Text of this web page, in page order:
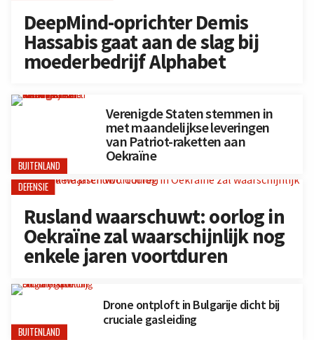
DeepMind-oprichter Demis
Hassabis gaat aan de slag bij
moederbedrijf Alphabet
BUITENLAND
Verenigde Staten stemmen in
met maandelijkse leveringen
van Patriot-raketten aan
Oekraïne
DEFENSIE
Rusland waarschuwt: oorlog in
Oekraïne zal waarschijnlijk nog
enkele jaren voortduren
BUITENLAND
Drone ontploft in Bulgarije dicht bij
cruciale gasleiding